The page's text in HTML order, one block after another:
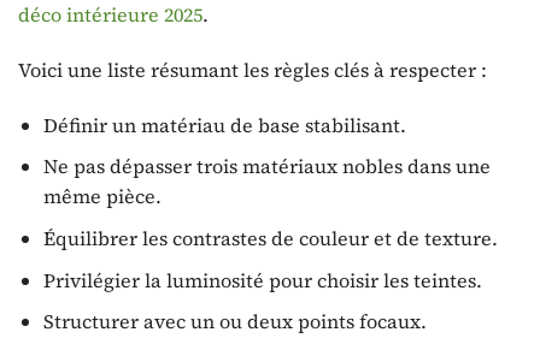
déco intérieure 2025.
Voici une liste résumant les règles clés à respecter :
Définir un matériau de base stabilisant.
Ne pas dépasser trois matériaux nobles dans une
même pièce.
Équilibrer les contrastes de couleur et de texture.
Privilégier la luminosité pour choisir les teintes.
Structurer avec un ou deux points focaux.